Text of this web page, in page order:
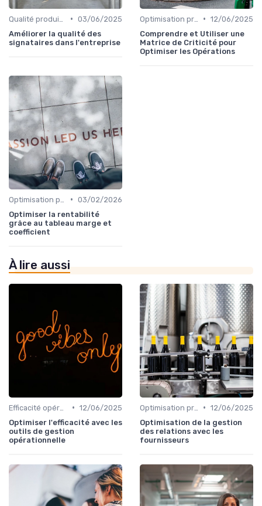
• 03/06/2025
Améliorer la qualité des
signataires dans l'entreprise
• 12/06/2025
Comprendre et Utiliser une
Matrice de Criticité pour
Optimiser les Opérations
• 03/02/2026
Optimiser la rentabilité
grâce au tableau marge et
coefficient
À lire aussi
• 12/06/2025
Optimiser l'efficacité avec les
outils de gestion
opérationnelle
• 12/06/2025
Optimisation de la gestion
des relations avec les
fournisseurs